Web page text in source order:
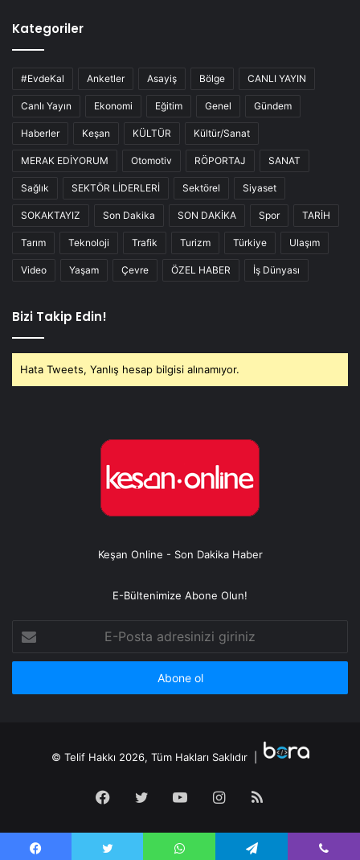
Kategoriler
#EvdeKal Anketler Asayiş Bölge CANLI YAYIN
Canlı Yayın Ekonomi Eğitim Genel Gündem
Haberler Keşan KÜLTÜR Kültür/Sanat
MERAK EDİYORUM Otomotiv RÖPORTAJ SANAT
Sağlık SEKTÖR LİDERLERİ Sektörel Siyaset
SOKAKTAYIZ Son Dakika SON DAKİKA Spor TARİH
Tarım Teknoloji Trafik Turizm Türkiye Ulaşım
Video Yaşam Çevre ÖZEL HABER İş Dünyası
Bizi Takip Edin!
Hata Tweets, Yanlış hesap bilgisi alınamıyor.
Keşan Online - Son Dakika Haber
E-Bültenimize Abone Olun!
Posta
adresinizi
© Telif Hakkı 2026, Tüm Hakları Saklıdır |
Facebook
TwitterYouTubeInstagram
RSS